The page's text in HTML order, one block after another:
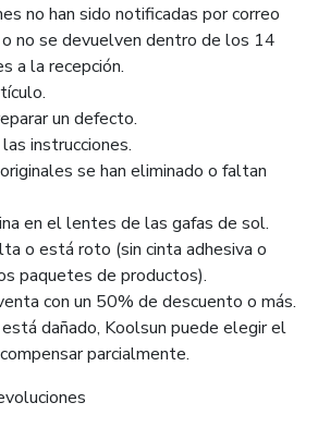
no han sido notificadas por correo
no se devuelven dentro de los 14
a la recepción.
un defecto.
instrucciones.
se han eliminado o faltan
en el lentes de las gafas de sol.
o está roto (sin cinta adhesiva o
paquetes de productos).
con un 50% de descuento o más.
dañado, Koolsun puede elegir el
parcialmente.